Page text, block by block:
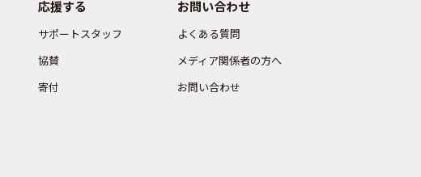
応援する
サポートスタッフ
協賛
寄付
お問い合わせ
よくある質問
メディア関係者の方へ
お問い合わせ